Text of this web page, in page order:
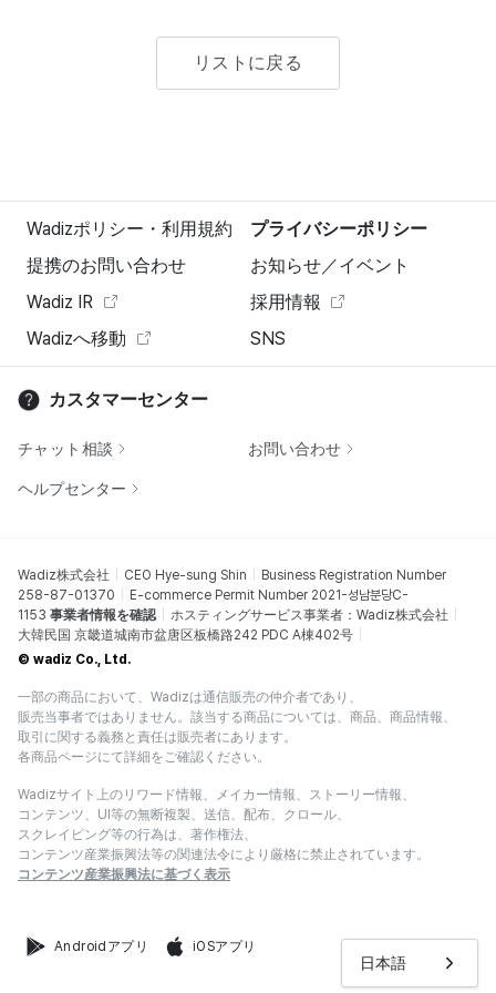
日本語
リストに戻る
Wadizポリシー・利用規約
プライバシーポリシー
提携のお問い合わせ
お知らせ／イベント
Wadiz IR
採用情報
Wadizへ移動
SNS
カスタマーセンター
チャット相談 お問い合わせ
ヘルプセンター
Wadiz株式会社 CEO Hye-sung Shin
Business Registration Number
258-87-01370
E-commerce Permit Number 2021-성남분당C-
1153 事業者情報を確認
ホスティングサービス事業者：Wadiz株式会社
大韓民国 京畿道城南市盆唐区板橋路242 PDC A棟402号
© wadiz Co., Ltd.
一部の商品において、Wadizは通信販売の仲介者であり、
販売当事者ではありません。該当する商品については、商品、商品情報、
取引に関する義務と責任は販売者にあります。
各商品ページにて詳細をご確認ください。
Wadizサイト上のリワード情報、メイカー情報、ストーリー情報、
コンテンツ、UI等の無断複製、送信、配布、クロール、
スクレイピング等の行為は、著作権法、
コンテンツ産業振興法等の関連法令により厳格に禁止されています。
コンテンツ産業振興法に基づく表示
Androidアプリ iOSアプリ